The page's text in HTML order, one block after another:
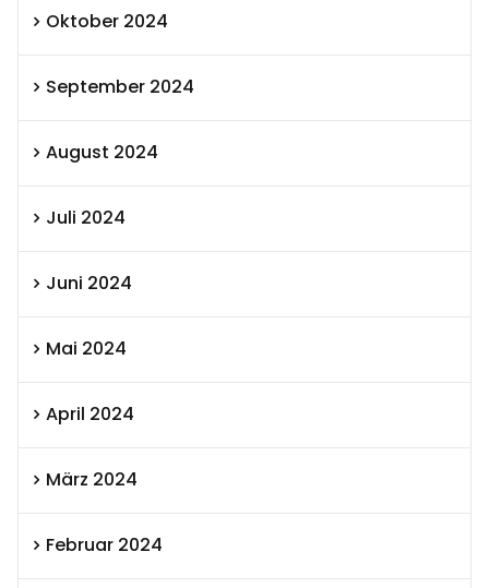
Oktober 2024
September 2024
August 2024
Juli 2024
Juni 2024
Mai 2024
April 2024
März 2024
Februar 2024